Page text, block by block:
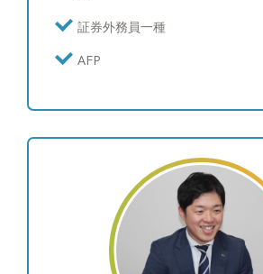
関連のお悩みに派生して出てくる、
託などのご相談に対しても、パート
んだプロと連携しながら、ワンスト
人に相談すれば何かしら解答を出し
証券外務員一種
AFP